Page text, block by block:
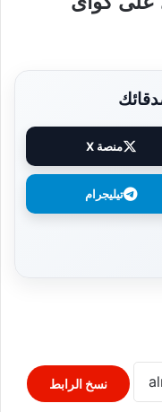
منصة X
تيليجرام
نسخ الرابط